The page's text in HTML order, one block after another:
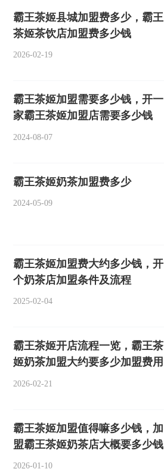
霸王茶姬县城加盟费多少，霸王
茶姬茶饮店加盟费多少钱
2026-02-19
霸王茶姬加盟需要多少钱，开一
家霸王茶姬加盟店需要多少钱
2024-08-07
霸王茶姬奶茶加盟费多少
2024-05-09
霸王茶姬加盟费大约多少钱，开
个奶茶店加盟条件及流程
2025-02-04
霸王茶姬开店流程一览，霸王茶
姬奶茶加盟大约要多少加盟费用
2026-02-21
霸王茶姬加盟值得嘛多少钱，加
盟霸王茶姬奶茶店大概要多少钱
2026-01-10